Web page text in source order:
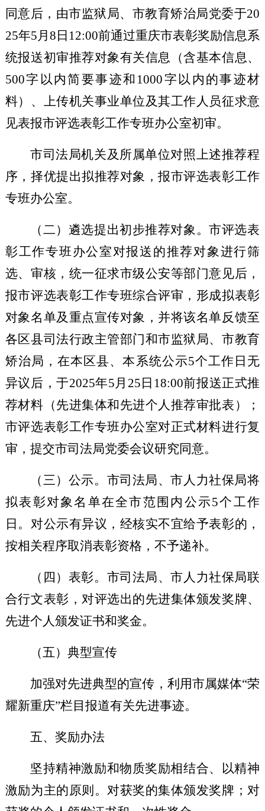
同意后，由市监狱局、市教育矫治局党委于20
25年5 月 8 日 12:00前通过重庆市表彰奖励信息系
统报送初审推荐对象有关信息（含基本信息、
500字以内简要事迹和 1000字以内的事迹材
料）、上传机关事业单位及其工作人员征求意
见表报市评选表彰工作专班办公室初审。
市司法局机关及所属单位对照上述推荐程
序，择优提出拟推荐对象，报市评选表彰工作
专班办公室。
（二）遴选提出初步推荐对象 。市评选表
彰工作专班办公室对报送的推荐对象进行筛
选、审核，统一征求市级公安等部门意见后，
报市评选表彰工作专班综合评审，形成拟表彰
对象名单及重点宣传对象，并将该名单反馈至
各区县司法行政主管部门和市监狱局、 市教育
矫治局，在本区县、本系统公示5个工作日无
异议后 ，于2025年5 月 25 日 18:00前报送正式推
荐材料（先进集体和先进个人推荐审批表）；
市评选表彰工作专班办公室对正式材料进行复
审，提交市司法局党委会议研究同意。
（三） 公示。市司法局、市人力社保局将
拟表彰对象名单在全市范围内公示5个工作
日。 对公示有异议，经核实不宜给予表彰的，
按相关程序取消表彰资格，不予递补。
（四）表彰。市司法局、市人力社保局联
合行文表彰，对评选出的先进集体颁发奖牌、
先进个人颁发证书和奖金。
（五）典型宣传
加强对先进典型的宣传， 利用市属媒体“荣
耀新重庆”栏目报道有关先进事迹。
五、奖励办法
坚持精神激励和物质奖励相结合、
以精神
激励为主的原则 。 对获奖的集体颁发奖牌；对